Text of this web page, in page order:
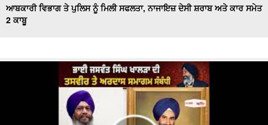
ਆਬਕਾਰੀ ਵਿਭਾਗ ਤੇ ਪੁਲਿਸ ਨੂੰ ਮਿਲੀ ਸਫਲਤਾ, ਨਾਜਾਇਜ਼ ਦੇਸੀ ਸ਼ਰਾਬ ਅਤੇ ਕਾਰ ਸਮੇਤ
2 ਕਾਬੂ